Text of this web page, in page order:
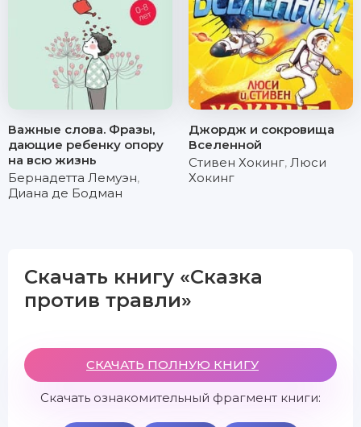
Важные слова. Фразы,
дающие ребенку опору
на всю жизнь
Бернадетта Лемуэн,
Диана де Бодман
Джордж и сокровища
Вселенной
Стивен Хокинг, Люси
Хокинг
Скачать книгу «Сказка
против травли»
СКАЧАТЬ ПОЛНУЮ КНИГУ
Скачать ознакомительный фрагмент книги: